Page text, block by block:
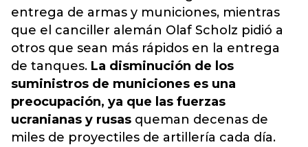
entrega de armas y municiones, mientras
que el canciller alemán Olaf Scholz pidió a
otros que sean más rápidos en la entrega
de tanques. La disminución de los
suministros de municiones es una
preocupación, ya que las fuerzas
ucranianas y rusas queman decenas de
miles de proyectiles de artillería cada día.